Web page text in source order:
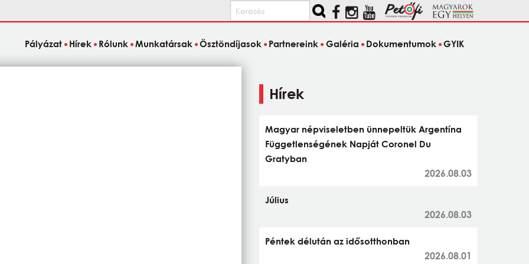
Keresés
Pályázat Hírek Rólunk Munkatársak Ösztöndíjasok Partnereink Galéria Dokumentumok GYIK
Hírek
Magyar népviseletben ünnepeltük Argentína
Függetlenségének Napját Coronel Du
Gratyban
2026.08.03
Július
2026.08.03
Péntek délután az idősotthonban
2026.08.01